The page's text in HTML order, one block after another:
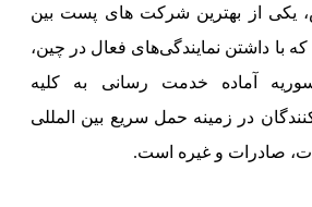
یکی از بهترین شرکت های پست بین
که با داشتن نمایندگی‌های فعال در چین،
آماده خدمت رسانی به کلیه
در زمینه حمل سریع بین المللی
صادرات و غیره است.